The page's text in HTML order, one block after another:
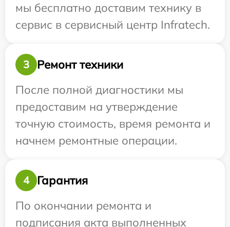
мы бесплатно доставим технику в
сервис в сервисный центр Infratech.
3
Ремонт техники
После полной диагностики мы
предоставим на утверждение
точную стоимость, время ремонта и
начнем ремонтные операции.
4
Гарантия
По окончании ремонта и
подписания акта выполненных